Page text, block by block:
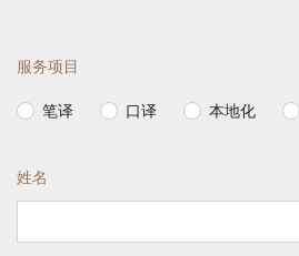
服务项目
笔译 口译 本地化
姓名